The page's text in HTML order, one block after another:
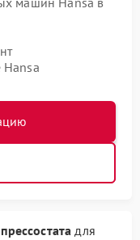
для